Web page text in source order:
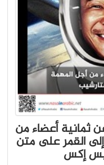
ثمانية أعضاء من
القمر على متن
إكس